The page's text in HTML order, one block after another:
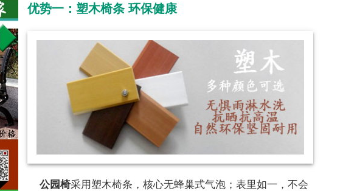
优势一：塑木椅条 环保健康
公园椅采用塑木椅条，核心无蜂巢式气泡；表里如一，不会